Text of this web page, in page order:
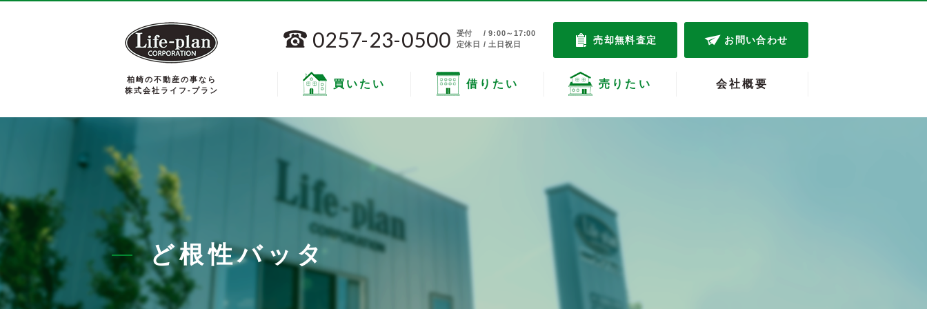
柏崎の不動産の事なら
株式会社ライフ-プラン
0257-23-0500 受付
/ 9:00～17:00
定休日 / 土日祝日
売却無料査定 お問い合わせ
買いたい 借りたい 売りたい 会社概要
ど根性バッタ